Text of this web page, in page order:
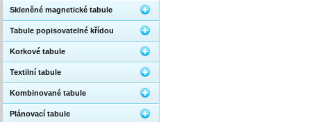
Skleněné magnetické tabule
Tabule popisovatelné křídou
Korkové tabule
Textilní tabule
Kombinované tabule
Plánovací tabule